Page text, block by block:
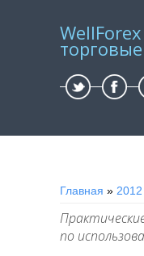
Главная » 2012
по